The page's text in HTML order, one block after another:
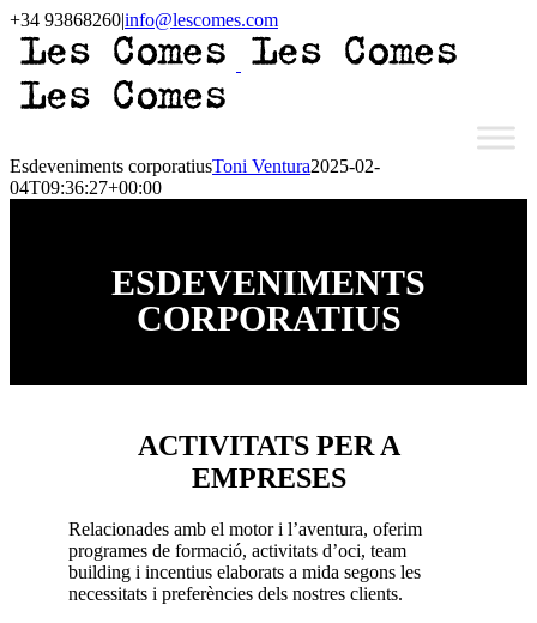
Skip
to
content
+34 93868260|info@lescomes.com
Instagram
Esdeveniments corporatiusToni Ventura2025-02-
04T09:36:27+00:00
ESDEVENIMENTS
CORPORATIUS
ACTIVITATS PER A
EMPRESES
Relacionades amb el motor i l’aventura, oferim
programes de formació, activitats d’oci, team
building i incentius elaborats a mida segons les
necessitats i preferències dels nostres clients.